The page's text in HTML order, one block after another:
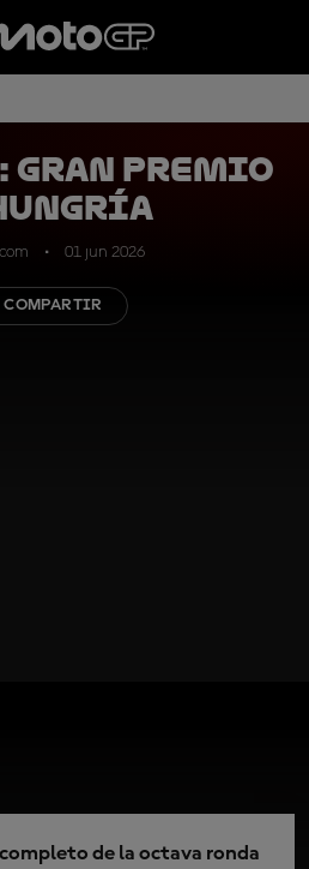
Gran Premio
01 jun 2026
COMPARTIR
de la octava ronda